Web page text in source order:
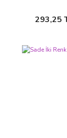
293,25
Sepete